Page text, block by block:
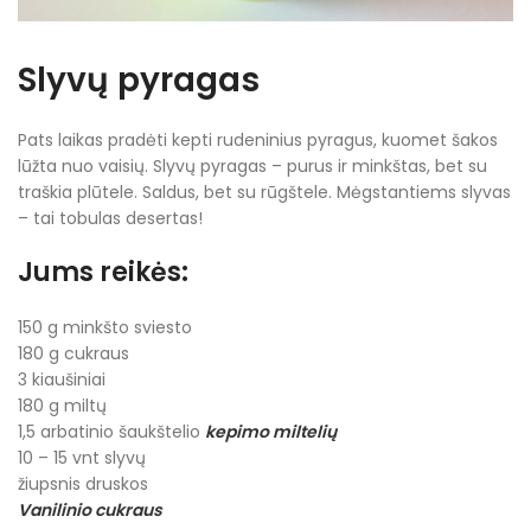
Slyvų pyragas
Pats laikas pradėti kepti rudeninius pyragus, kuomet šakos
lūžta nuo vaisių. Slyvų pyragas – purus ir minkštas, bet su
traškia plūtele. Saldus, bet su rūgštele. Mėgstantiems slyvas
– tai tobulas desertas!
Jums reikės:
150 g minkšto sviesto
180 g cukraus
3 kiaušiniai
180 g miltų
1,5 arbatinio šaukštelio kepimo miltelių
10 – 15 vnt slyvų
žiupsnis druskos
Vanilinio cukraus